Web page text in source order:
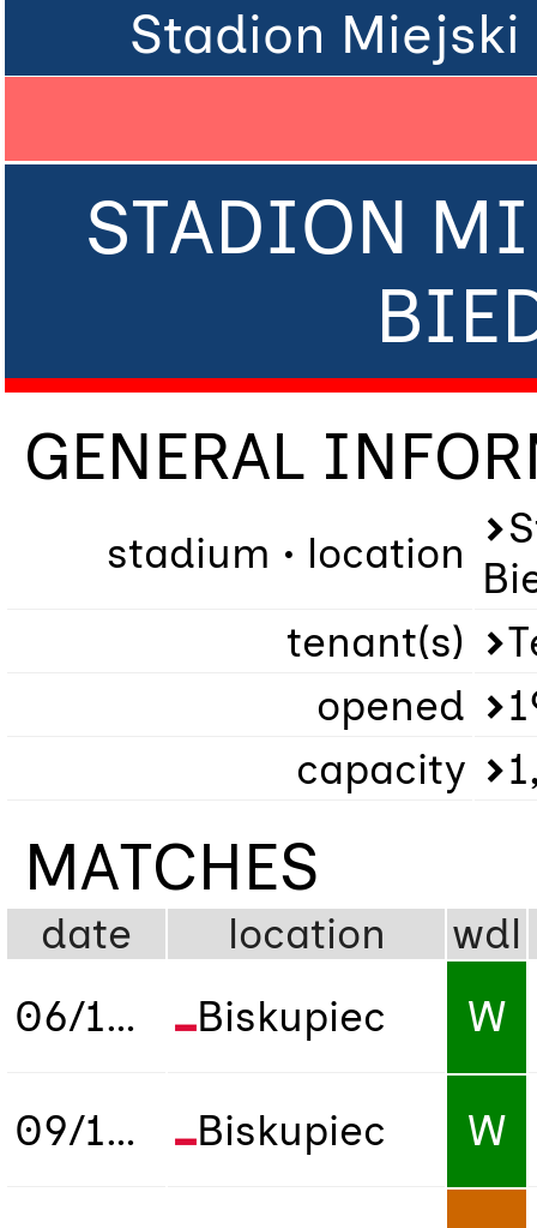
Stadion Miejski
STADION
GENERAL
stadium • location
tenant(s)
opened
capacity
MATCHES
date location
wdl
06/10/2022
Biskupiec W
09/10/2022
Biskupiec W